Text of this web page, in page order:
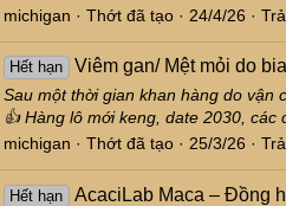
michigan
Thớt đã tạo 24/4/26
Hết hạn Viêm gan/ Mệt mỏi do
Sau một thời gian khan hàng do vận
👍 Hàng lô mới keng, date 2030,
michigan
Thớt đã tạo 25/3/26
Hết hạn AcaciLab Maca – Đồng